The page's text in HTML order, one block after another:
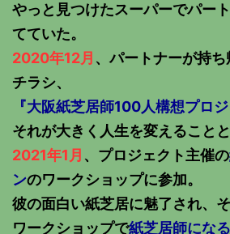
やっと見つけたスーパーでパー
てていた。
2020年12月 、パートナーが持
チラシ、
『大阪紙芝居師100人構想プロジ
それが大きく人生を変えることと
2021年1月 、プロジェクト主催の
ンのワークショップに参加。
彼の面白い紙芝居に魅了され、
ワークショップで紙芝居師にな